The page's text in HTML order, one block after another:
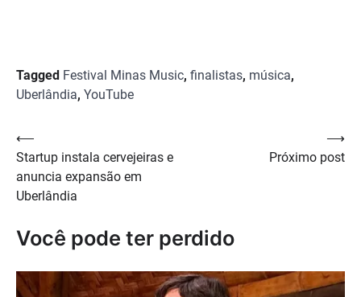
Tagged Festival Minas Music, finalistas, música,
Uberlândia, YouTube
Navegação
de
Post
⟵
Startup instala cervejeiras e
anuncia expansão em
Uberlândia
Próximo post
⟶
Você pode ter perdido